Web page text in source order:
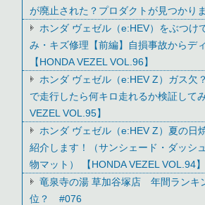
が廃止された？プロダクトが見つかり
ホンダ ヴェゼル（e:HEV）をぶつけ
み・キズ修理【前編】自損事故からデ
【HONDA VEZEL VOL.96】
ホンダ ヴェゼル（e:HEV Z）ガス欠
で走行したら何キロ走れるか検証して
VEZEL VOL.95】
ホンダ ヴェゼル（e:HEV Z）夏の日
紹介します！（サンシェード・ダッシ
物マット） 【HONDA VEZEL VOL.94】
竜泉寺の湯 草加谷塚店 年間ランキ
位？ #076